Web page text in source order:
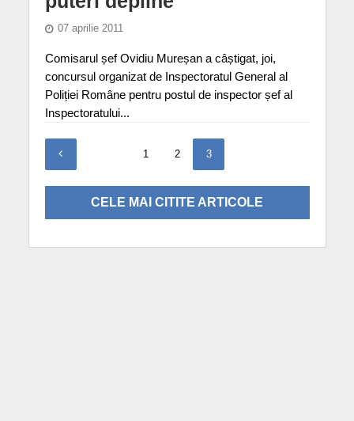
07 aprilie 2011
Comisarul șef Ovidiu Mureșan a câștigat, joi,
concursul organizat de Inspectoratul General al
Poliției Române pentru postul de inspector șef al
Inspectoratului...
1 2 3
CELE MAI CITITE ARTICOLE